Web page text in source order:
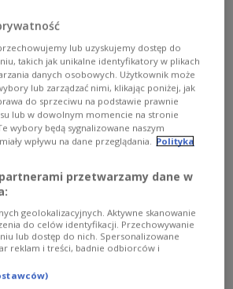
Wolodymyr Selenskyj nimmt den Ewald-von-
polnischen Ministerpräsidenten Donald Tusk,
Ischinger (2. v. l.) und des bayerischen
Söder (r.) auf der 62. Münchner
15. Februar 2026 in München entgegen. Selenskyj
WITTEK
auf der Münchner
sagte Donald Tusk, die
den höchsten Respekt der
Widerstand gegen die
der Nobelpreis wäre nicht gut
Die Ukraine sei ein Beispiel für
und Opferbereitschaft von
lub uzyskujemy dostęp do
takich jak unikalne identyfikatory w plikach
danych osobowych. Użytkownik może
lub zarządzać nimi, klikając poniżej, jak
do sprzeciwu na podstawie prawnie
lub w dowolnym momencie na stronie
wybory będą sygnalizowane naszym
wpływu na dane przeglądania. Polityka
przetwarzamy dane w
geolokalizacyjnych. Aktywne skanowanie
do celów identyfikacji. Przechowywanie
lub dostęp do nich. Spersonalizowane
reklam i treści, badnie odbiorców i